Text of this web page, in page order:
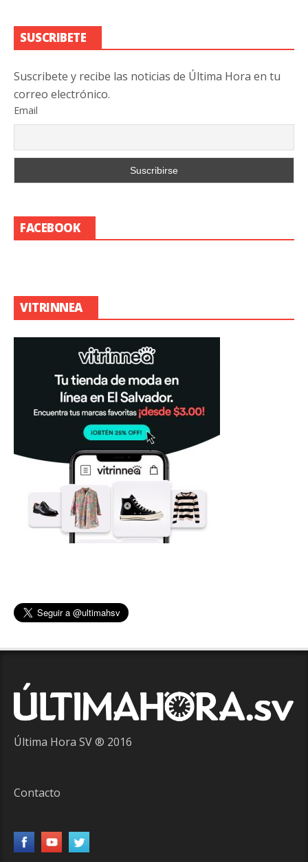
SUSCRIBETE
Suscribete y recibe las noticias de Última Hora en tu
correo electrónico.
Email
FACEBOOK
VITRINNEA
Última Hora SV ® 2016
Contacto